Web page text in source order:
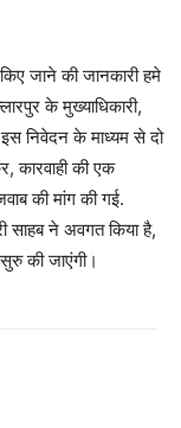
जाने की जानकारी हमे
के मुख्याधिकारी,
निवेदन के माध्यम से दो
कारवाही की एक
की मांग की गई.
साहब ने अवगत किया है,
की जाएंगी।